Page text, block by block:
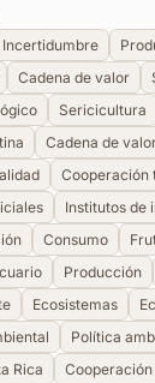
Incertidumbre
Cadena de valor
Sericicultura
Cadena de
Cooperación
Institutos de
Consumo
Producción
Ecosistemas
Política
Rica